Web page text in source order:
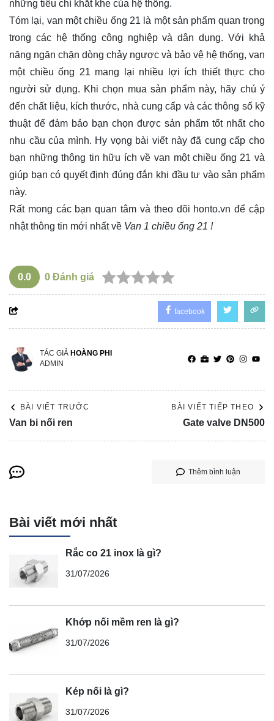
những tiêu chí khắt khe của hệ thống.
Tóm lại, van một chiều ống 21 là một sản phẩm quan trọng
trong các hệ thống công nghiệp và dân dụng. Với khả
năng ngăn chặn dòng chảy ngược và bảo vệ hệ thống, van
một chiều ống 21 mang lại nhiều lợi ích thiết thực cho
người sử dụng. Khi chọn mua sản phẩm này, hãy chú ý
đến chất liệu, kích thước, nhà cung cấp và các thông số kỹ
thuật để đảm bảo bạn chọn được sản phẩm tốt nhất cho
nhu cầu của mình. Hy vọng bài viết này đã cung cấp cho
bạn những thông tin hữu ích về van một chiều ống 21 và
giúp bạn có quyết định đúng đắn khi đầu tư vào sản phẩm
này.
Rất mong các bạn quan tâm và theo dõi honto.vn để cập
nhật thông tin mới nhất về Van 1 chiều ống 21 !
0.0 0 Đánh giá
facebook
TÁC GIẢ HOÀNG PHI
ADMIN
BÀI VIẾT TRƯỚC
Van bi nối ren
BÀI VIẾT TIẾP THEO
Gate valve DN500
Thêm bình luận
Bài viết mới nhất
Rắc co 21 inox là gì?
31/07/2026
Khớp nối mềm ren là gì?
31/07/2026
Kép nối là gì?
31/07/2026